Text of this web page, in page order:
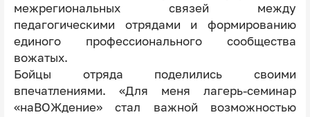
межрегиональных связей между
педагогическими отрядами и формированию
единого профессионального сообщества
вожатых.
Бойцы отряда поделились своими
впечатлениями. «Для меня лагерь-семинар
«наВОЖдение» стал важной возможностью